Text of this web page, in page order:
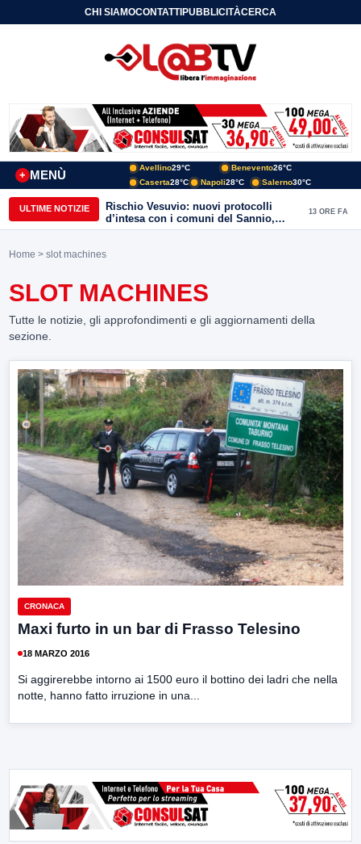
CHI SIAMOCONTATTIPUBBLICITÀCERCA
MENÙ
+
Avellino29°C Benevento26°C
Caserta28°C Napoli28°C Salerno30°C
ULTIME NOTIZIE
Rischio Vesuvio: nuovi protocolli
d’intesa con i comuni del Sannio,
firmato il protocollo con Arpaise
13 ORE FA
Home > slot machines
SLOT MACHINES
Tutte le notizie, gli approfondimenti e gli aggiornamenti della
sezione.
CRONACA
Maxi furto in un bar di Frasso Telesino
18 MARZO 2016
Si aggirerebbe intorno ai 1500 euro il bottino dei ladri che nella
notte, hanno fatto irruzione in una...